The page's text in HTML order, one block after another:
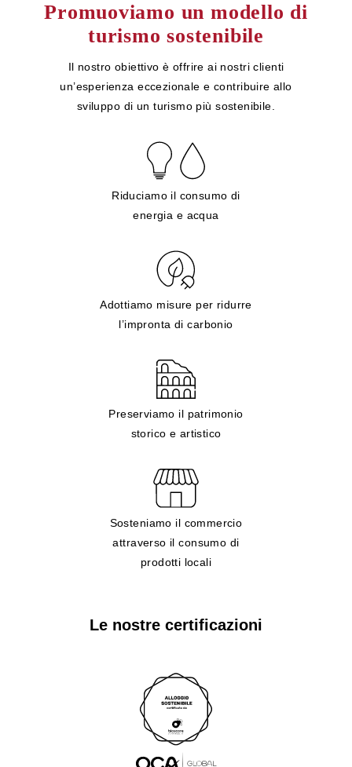
Promuoviamo un modello di
turismo sostenibile
Il nostro obiettivo è offrire ai nostri clienti
un’esperienza eccezionale e contribuire allo
sviluppo di un turismo più sostenibile.
Riduciamo il consumo di
energia e acqua
Adottiamo misure per ridurre
l’impronta di carbonio
Preserviamo il patrimonio
storico e artistico
Sosteniamo il commercio
attraverso il consumo di
prodotti locali
Le nostre certificazioni